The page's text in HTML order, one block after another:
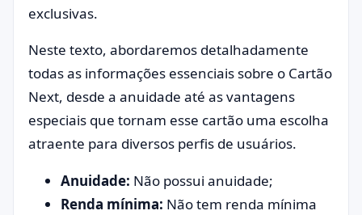
exclusivas.
Neste texto, abordaremos detalhadamente
todas as informações essenciais sobre o Cartão
Next, desde a anuidade até as vantagens
especiais que tornam esse cartão uma escolha
atraente para diversos perfis de usuários.
Anuidade: Não possui anuidade;
Renda mínima: Não tem renda mínima